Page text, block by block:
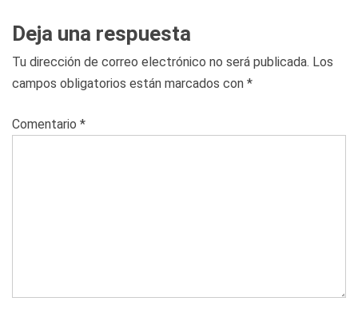
Deja una respuesta
Tu dirección de correo electrónico no será publicada. Los
campos obligatorios están marcados con *
Comentario *